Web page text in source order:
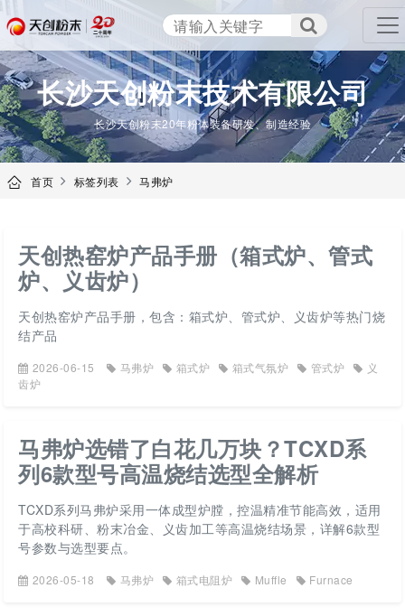
长沙天创粉末技术有限公司
TENCAN
长沙天创粉末20年粉体装备研发、制造经验
首页 标签列表 马弗炉
天创热窑炉产品手册（箱式炉、管式
炉、义齿炉）
天创热窑炉产品手册，包含：箱式炉、管式炉、义齿炉等热门烧
结产品
2026-06-15 马弗炉 箱式炉 箱式气氛炉 管式炉
义
齿炉
马弗炉选错了白花几万块？TCXD系
列6款型号高温烧结选型全解析
TCXD系列马弗炉采用一体成型炉膛，控温精准节能高效，适用
于高校科研、粉末冶金、义齿加工等高温烧结场景，详解6款型
号参数与选型要点。
2026-05-18 马弗炉 箱式电阻炉 Muffle Furnace